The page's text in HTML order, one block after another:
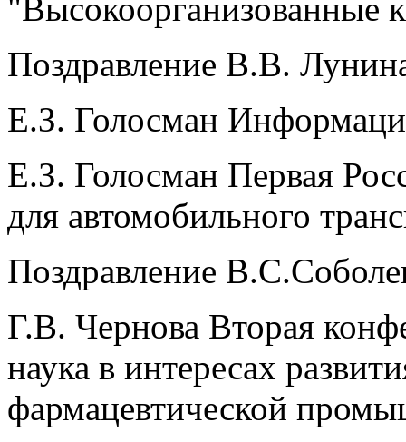
"Высокоорганизованные
Поздравление В.В.
Е.З. Голосман
Е.З. Голосман Первая
для автомобильного
Поздравление
Г.В. Чернова Вторая
наука в интересах
фармацевтической